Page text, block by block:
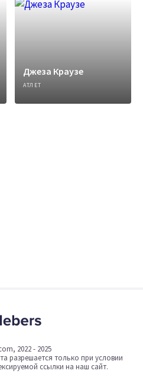
Джеза Краузе
АТЛЕТ
2022 - 2025
разрешается только при условии
ссылки на наш сайт.